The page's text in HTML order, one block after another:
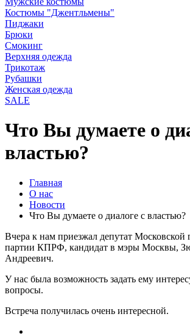
Костюмы "Джентльмены"
Пиджаки
Брюки
Смокинг
Верхняя одежда
Трикотаж
Рубашки
Женская одежда
SALE
Что Вы думаете о
властью?
Главная
О нас
Новости
Что Вы думаете о диалоге с властью?
Вчера к нам приезжал депутат Московской
партии КПРФ, кандидат в мэры Москвы,
Андреевич.
У нас была возможность задать ему
вопросы.
Встреча получилась очень интересной.